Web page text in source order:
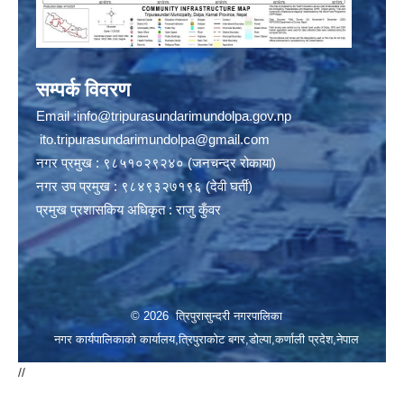
सम्पर्क विवरण
Email :info@tripurasundarimundolpa.gov.np
ito.tripurasundarimundolpa@gmail.com
नगर प्रमुख : ९८५१०२९२४० (जनचन्द्र रोकाया)
नगर उप प्रमुख : ९८४९३२७१९६ (देवी घर्ती)
प्रमुख प्रशासकिय अधिकृत : राजु कुँवर
© 2026 त्रिपुरासुन्दरी नगरपालिका
नगर कार्यपालिकाको कार्यालय,त्रिपुराकोट बगर,डोल्पा,कर्णाली प्रदेश,नेपाल
//